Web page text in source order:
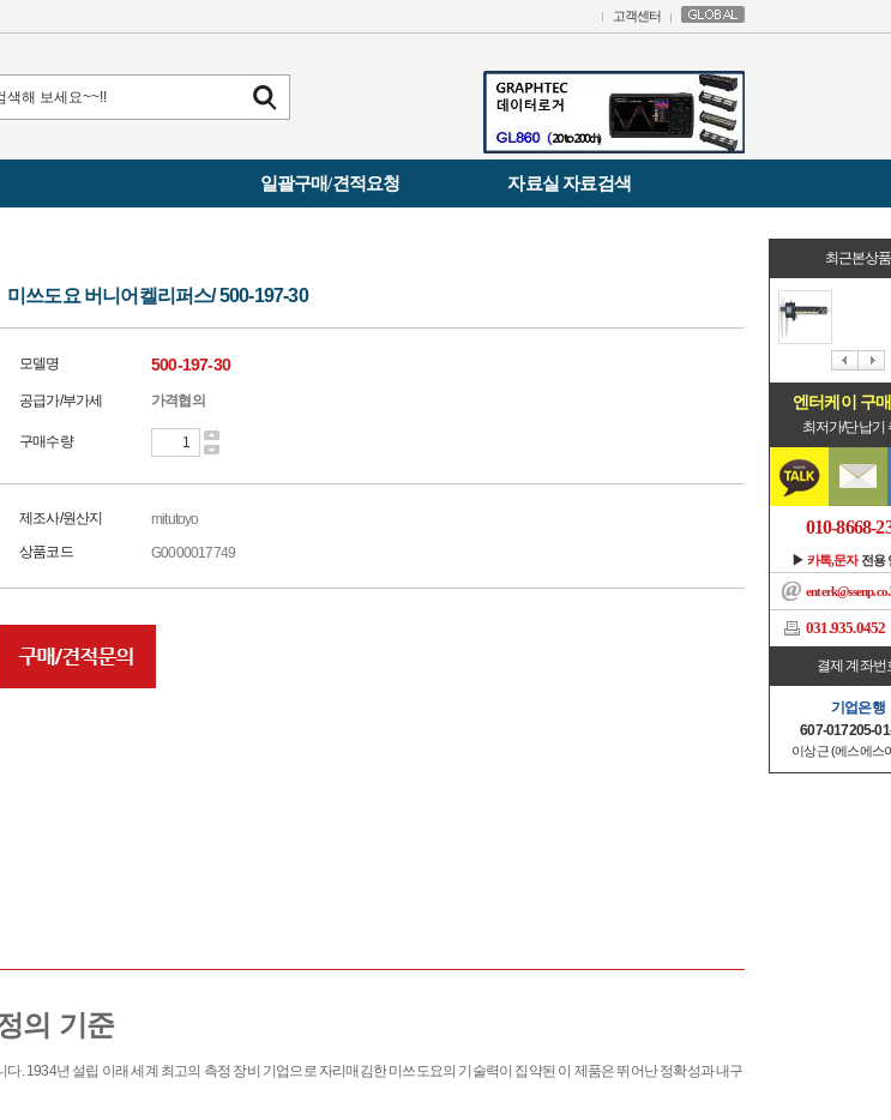
고객센터
일괄구매/견적요청 자료실 자료검색
미쓰도요 버니어켈리퍼스/ 500-197-30
모델명 500-197-30
공급가/부가세 가격협의
구매수량
제조사/원산지
mitutoyo
상품코드
G0000017749
의 기준
다. 1934년 설립 이래 세계 최고의 측정 장비 기업으로 자리매김한 미쓰도요의 기술력이 집약된 이 제품은 뛰어난 정확성과 내구
최근본상품
엔터케이 구
최저가/단납기
010-8668-
▶ 카톡,문자전용
031.935.0452
결제 계좌번
기업은행
607-017205-
이상근 (에스에스